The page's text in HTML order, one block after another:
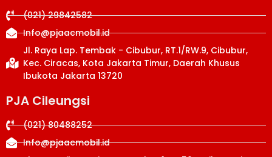
(021) 29842582
Info@pjaacmobil.id
Jl. Raya Lap. Tembak - Cibubur, RT.1/RW.9, Cibubur,
Kec. Ciracas, Kota Jakarta Timur, Daerah Khusus
Ibukota Jakarta 13720
PJA Cileungsi
(021) 80488252
Info@pjaacmobil.id